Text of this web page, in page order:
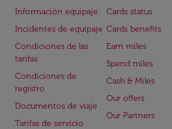
Información equipaje
Incidentes de equipaje
Condiciones de las
tarifas
Condiciones de
registro
Documentos de viaje
Tarifas de servicio
Cards status
Cards benefits
Earn miles
Spend miles
Cash & Miles
Our offers
Our Partners